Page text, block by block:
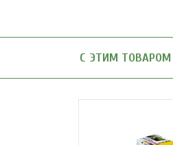
С ЭТИМ